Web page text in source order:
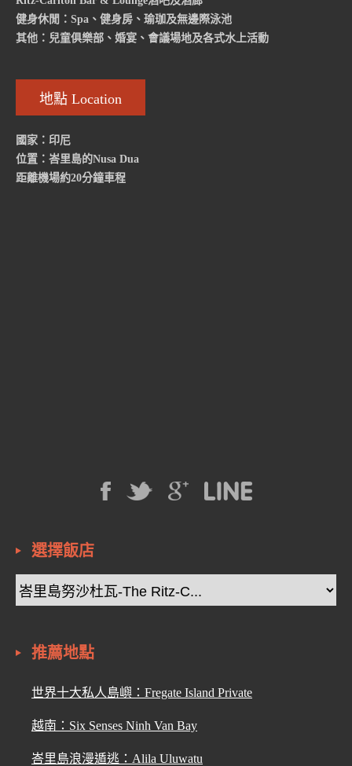
健身休閒：Spa、健身房、瑜珈及無邊際泳池
其他：兒童俱樂部、婚宴、會議場地及各式水上活動
地點 Location
國家：印尼
位置：峇里島的Nusa Dua
距離機場約20分鐘車程
選擇飯店
推薦地點
世界十大私人島嶼：Fregate Island Private
越南：Six Senses Ninh Van Bay
峇里島浪漫遁逃：Alila Uluwatu